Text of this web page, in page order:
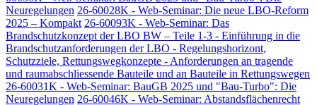
Neuregelungen 26-60028K - Web-Seminar: Die neue LBO-Reform
2025 – Kompakt 26-60093K - Web-Seminar: Das
Brandschutzkonzept der LBO BW – Teile 1-3 - Einführung in die
Brandschutzanforderungen der LBO - Regelungshorizont,
Schutzziele, Rettungswegkonzepte - Anforderungen an tragende
und raumabschliessende Bauteile und an Bauteile in Rettungswegen
26-60031K - Web-Seminar: BauGB 2025 und "Bau-Turbo": Die
Neuregelungen 26-60046K - Web-Seminar: Abstandsflächenrecht